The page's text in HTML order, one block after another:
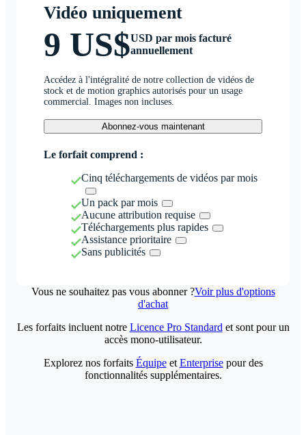
Vidéo uniquement
9 US$USD par mois facturé
annuellement
Accédez à l'intégralité de notre collection de vidéos de
stock et de motion graphics autorisés pour un usage
commercial. Images non incluses.
Abonnez-vous maintenant
Le forfait comprend :
Cinq téléchargements de vidéos par mois
Un pack par mois
Aucune attribution requise
Téléchargements plus rapides
Assistance prioritaire
Sans publicités
Vous ne souhaitez pas vous abonner ?Voir plus d'options
d'achat
Les forfaits incluent notre Licence Pro Standard et sont pour un
accès mono-utilisateur.
Explorez nos forfaits Équipeet Enterprisepour des
fonctionnalités supplémentaires.